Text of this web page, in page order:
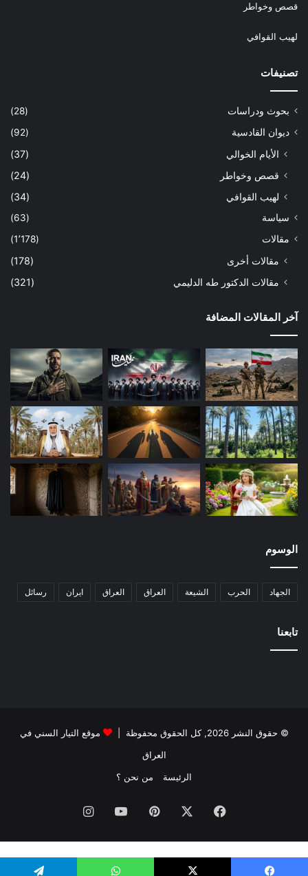
قصص وخواطر
لهيب القوافي
تصنيفات
بحوث ودراسات
(28)
ديوان القادسية
(92)
الأيام الخوالي
(37)
قصص وخواطر
(24)
لهيب القوافي
(34)
سياسة
(63)
مقالات
(1٬178)
مقالات أخرى
(178)
مقالات الدكتور طه الدليمي
(321)
آخر المقالات المضافة
الوسوم
الجهاد الحرب الشيعة العراق العراق ايران رسائل
تابعنا
© حقوق النشر 2026, كل الحقوق محفوظة |
موقع التيار السني في
العراق
الرئيسة
من نحن ؟
فيسبوك بينتيريست‫YouTube